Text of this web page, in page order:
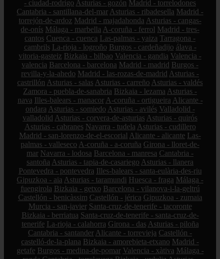
- ciudad-rodrigo Asturias - gozón Madrid - torrelodones
Cantabria - santillana-del-mar Asturias - ribadesella Madrid -
torrejón-de-ardoz Madrid - majadahonda Asturias - cangas-
de-onís Málaga - marbella A-coruña - ferrol Madrid - tres-
cantos Cuenca - cuenca Las-palmas - yaiza Tarragona -
cambrils La-rioja - logroño Burgos - cardeñadijo álava -
vitoria-gasteiz Bizkaia - bilbao Valencia - gandia Valencia -
valencia Barcelona - barcelona Madrid - madrid Burgos -
revilla-y-la-ahedo Madrid - las-rozas-de-madrid Asturias -
castrillón Asturias - salas Asturias - carreño Asturias - valdés
Zamora - puebla-de-sanabria Bizkaia - lezama Asturias -
nava Illes-balears - manacor A-coruña - ortigueira Alicante -
ondara Asturias - somiedo Asturias - avilés Valladolid -
valladolid Asturias - corvera-de-asturias Asturias - quirós
Asturias - cabranes Navarra - tudela Asturias - cudillero
Madrid - san-lorenzo-de-el-escorial Alicante - alicante Las-
palmas - valleseco A-coruña - a-coruña Girona - lloret-de-
mar Navarra - lodosa Barcelona - manresa Cantabria -
santoña Asturias - tapia-de-casariego Asturias - llanera
Pontevedra - pontevedra Illes-balears - santa-eulària-des-riu
Gipuzkoa - aia Asturias - taramundi Huesca - fraga Málaga -
fuengirola Bizkaia - getxo Barcelona - vilanova-i-la-geltrú
Castellón - benicàssim Castellón - jérica Gipuzkoa - zumaia
Murcia - san-javier Santa-cruz-de-tenerife - tacoronte
Bizkaia - berriatua Santa-cruz-de-tenerife - santa-cruz-de-
tenerife La-rioja - calahorra Girona - das Asturias - piloña
Cantabria - santander Alicante - torrevieja Castellón -
castelló-de-la-plana Bizkaia - amorebieta-etxano Madrid -
getafe Burgos - medina-de-pomar Valencia - xàtiva Málaga -